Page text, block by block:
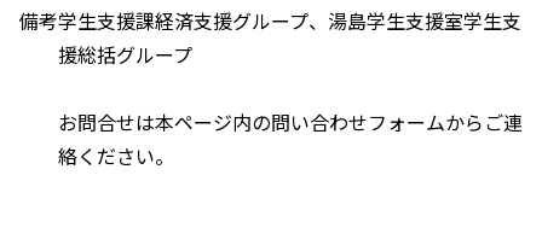
備考学生支援課経済支援グループ、湯島学生支援室学生支
援総括グループ
お問合せは本ページ内の問い合わせフォームからご連
絡ください。